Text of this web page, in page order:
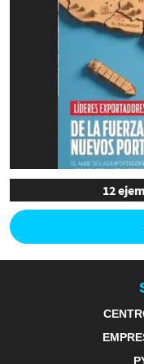
12